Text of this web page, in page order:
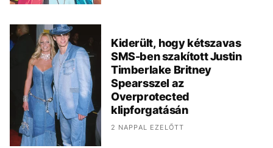
Kiderült, hogy kétszavas
SMS-ben szakított Justin
Timberlake Britney
Spearsszel az
Overprotected
klipforgatásán
2 NAPPAL EZELŐTT